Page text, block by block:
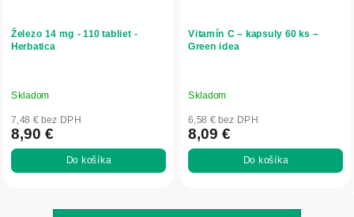
Železo 14 mg - 110 tabliet -
Herbatica
Skladom
7,48 € bez DPH
8,90 €
Do košíka
Vitamín C – kapsuly 60 ks –
Green idea
Skladom
6,58 € bez DPH
8,09 €
Do košíka